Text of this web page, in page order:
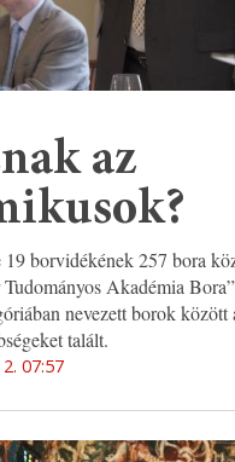
az
borvidékének 257 bora
Akadémia
nevezett borok között
talált.
07:57